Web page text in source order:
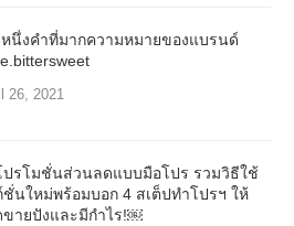
นึ่งคำที่มากความหมายของแบรนด์
26, 2021
ปรโมชั่นส่วนลดแบบมือโปร รวมวิธีใช้
ชั่นใหม่พร้อมบอก 4 สเต็ปทำโปรฯ ให้
ขายปังและมีกำไร!￼